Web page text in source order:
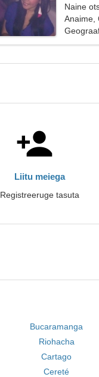
Naine
Anaime,
Liitu meiega
Registreeruge tasuta
Bucaramanga
Riohacha
Cartago
Cereté